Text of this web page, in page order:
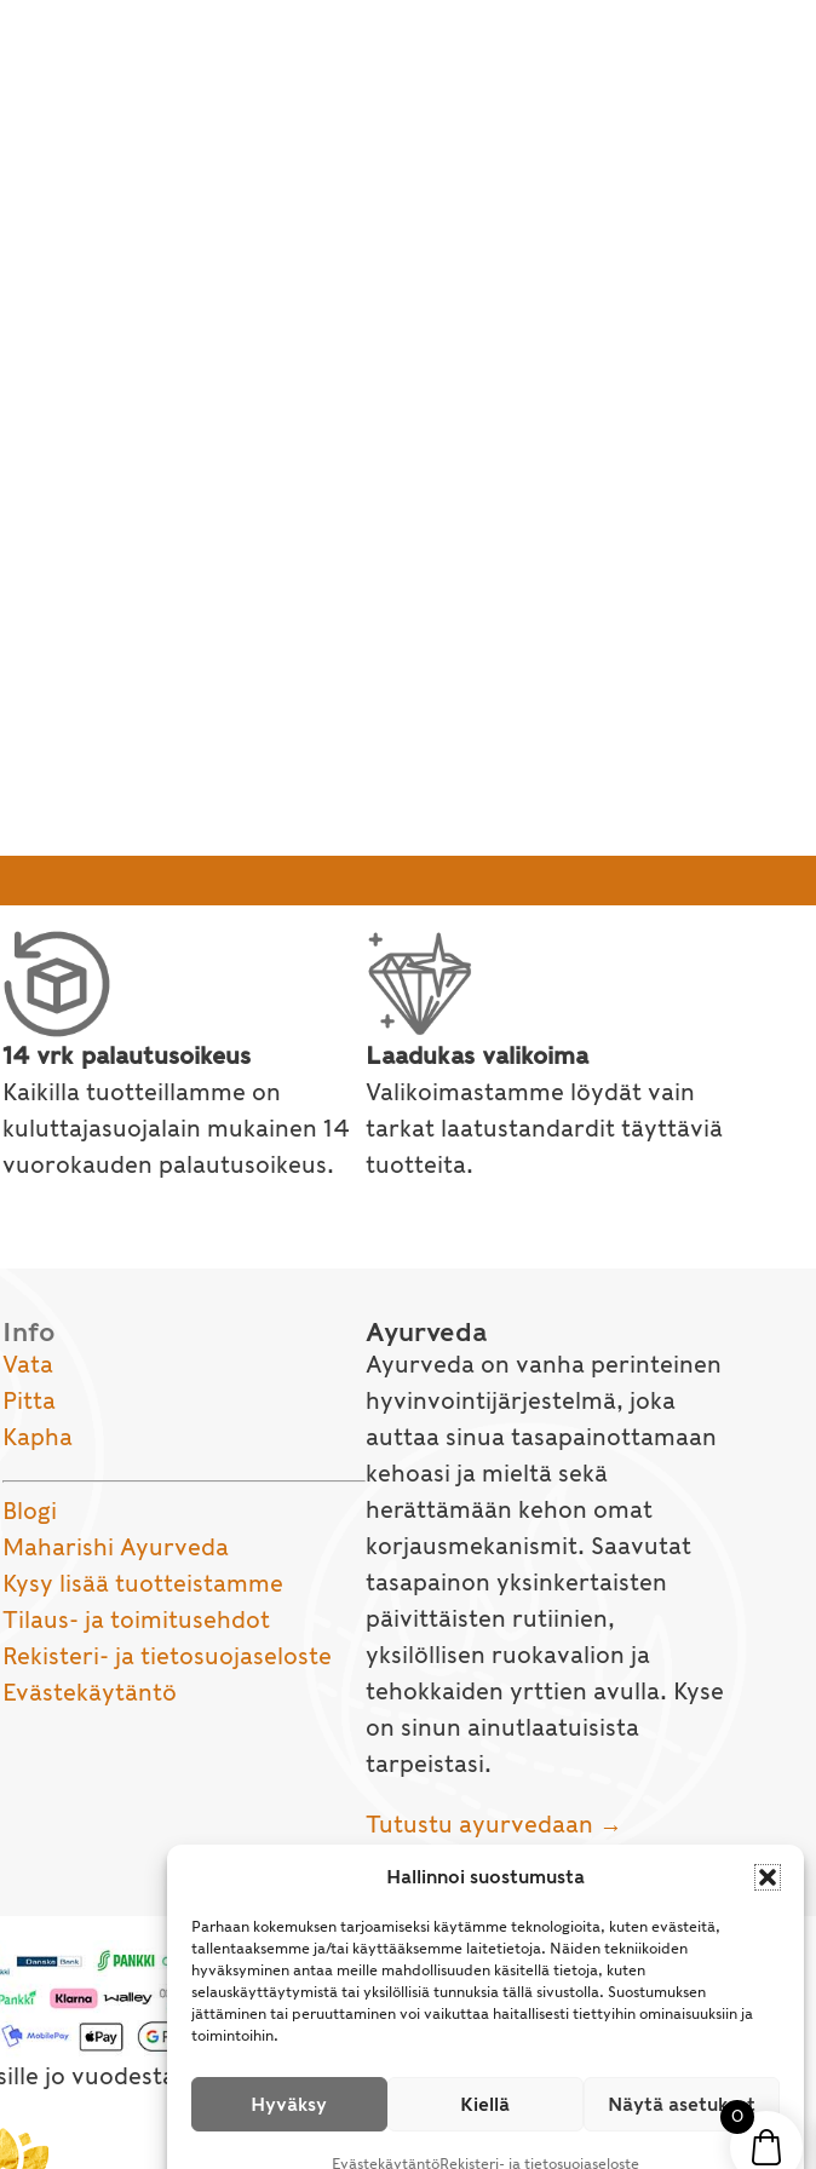
Hallinnoi suostumusta
Parhaan kokemuksen tarjoamiseksi käytämme teknologioita, kuten evästeitä,
tallentaaksemme ja/tai käyttääksemme laitetietoja. Näiden tekniikoiden
hyväksyminen antaa meille mahdollisuuden käsitellä tietoja, kuten
selauskäyttäytymistä tai yksilöllisiä tunnuksia tällä sivustolla. Suostumuksen
jättäminen tai peruuttaminen voi vaikuttaa haitallisesti tiettyihin ominaisuuksiin ja
toimintoihin.
Hyväksy Kiellä Näytä asetukset
EvästekäytäntöRekisteri- ja tietosuojaseloste
14 vrk palautusoikeus
Kaikilla tuotteillamme on
kuluttajasuojalain mukainen 14
vuorokauden palautusoikeus.
Laadukas valikoima
Valikoimastamme löydät vain
tarkat laatustandardit täyttäviä
tuotteita.
Info
Vata
Pitta
Kapha
Blogi
Maharishi Ayurveda
Kysy lisää tuotteistamme
Tilaus- ja toimitusehdot
Rekisteri- ja tietosuojaseloste
Evästekäytäntö
Ayurveda
Ayurveda on vanha perinteinen
hyvinvointijärjestelmä, joka
auttaa sinua tasapainottamaan
kehoasi ja mieltä sekä
herättämään kehon omat
korjausmekanismit. Saavutat
tasapainon yksinkertaisten
päivittäisten rutiinien,
yksilöllisen ruokavalion ja
tehokkaiden yrttien avulla. Kyse
on sinun ainutlaatuisista
tarpeistasi.
Tutustu ayurvedaan →
jo vuodesta 1994. All Rights Reserved.
0